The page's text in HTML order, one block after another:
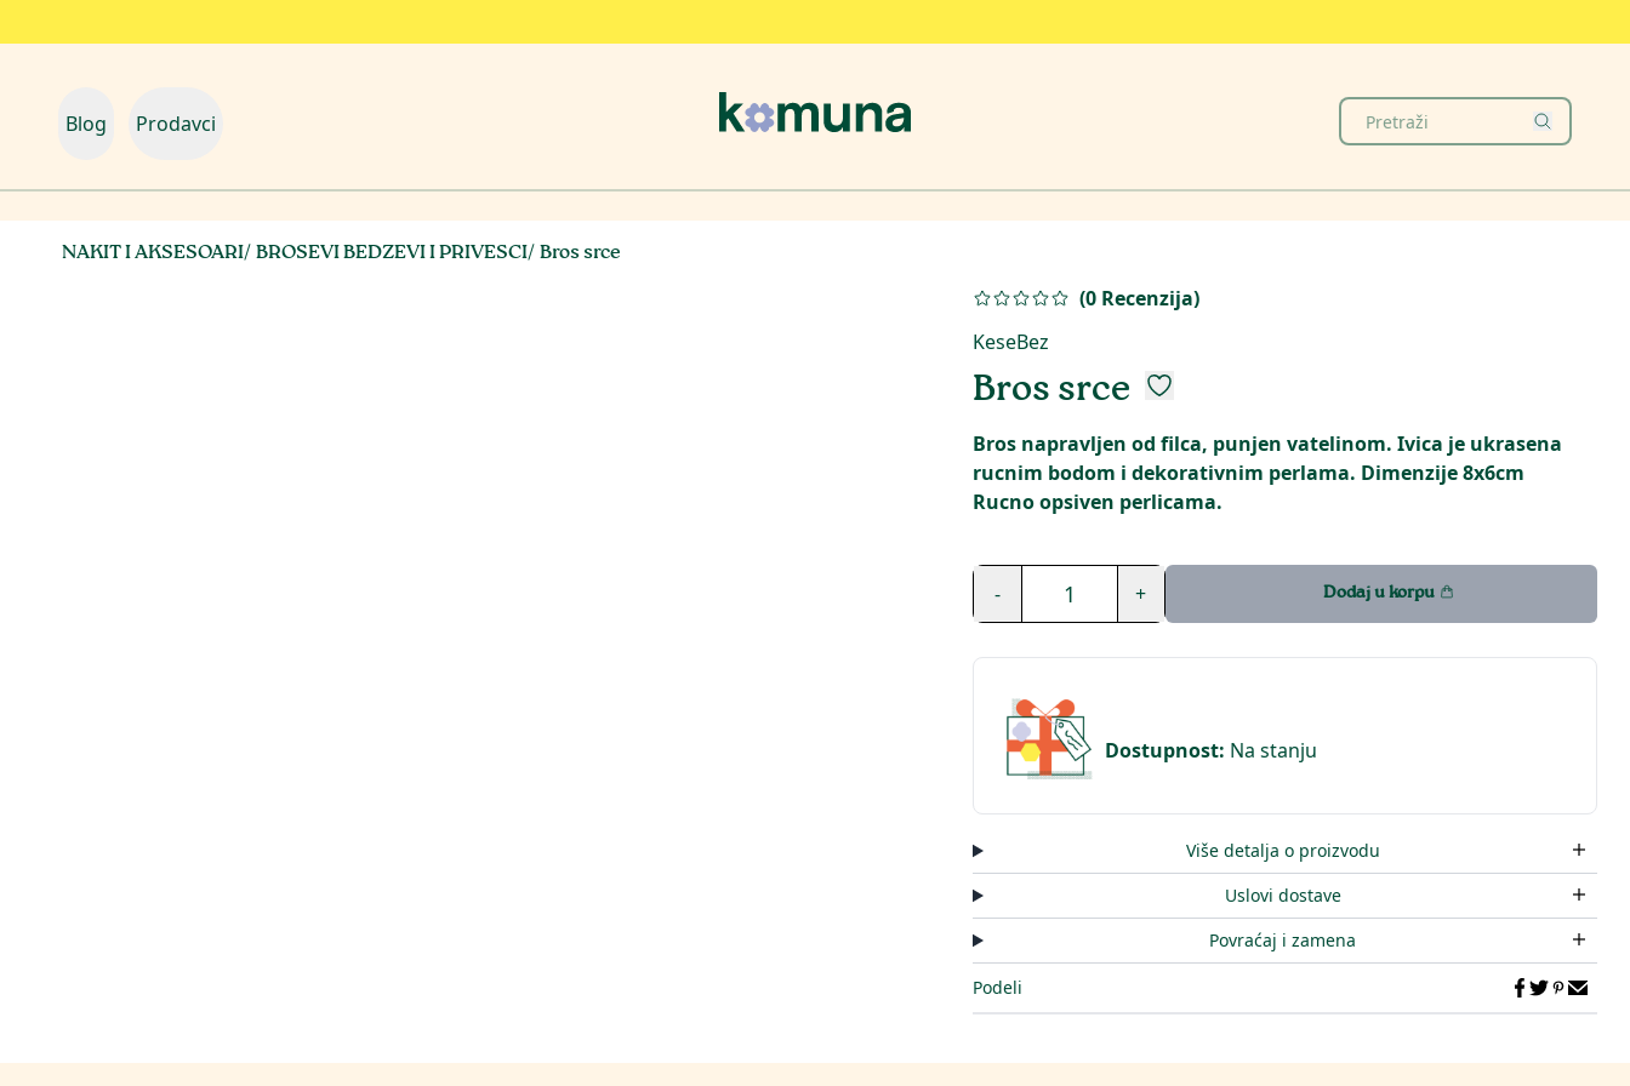
Blog Prodavci
NAKIT I AKSESOARI/BROSEVI BEDZEVI I PRIVESCI/Bros srce
(0 Recenzija)
KeseBez
Bros srce
Bros napravljen od filca, punjen vatelinom. Ivica je ukrasena
rucnim bodom i dekorativnim perlama. Dimenzije 8x6cm
Rucno opsiven perlicama.
- 1 + Dodaj u korpu
Dostupnost: Na stanju
Više detalja o proizvodu
Uslovi dostave
Povraćaj i zamena
Podeli